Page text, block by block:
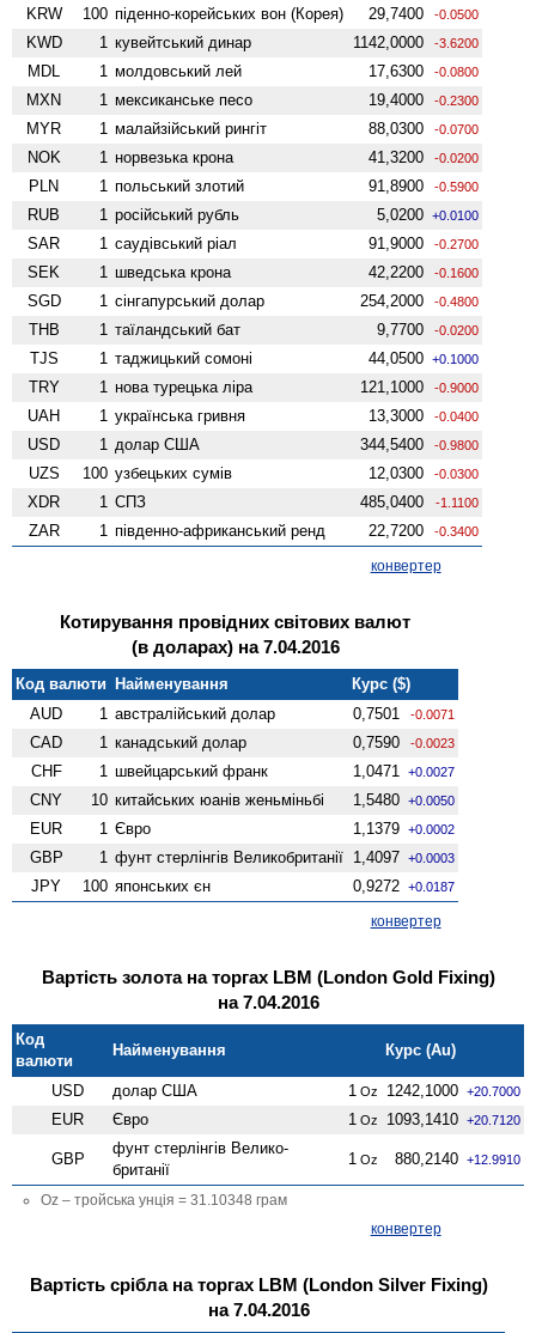
KRW 100 піденно-корейських вон (Корея) 29,7400 -0.0500
KWD 1 кувейтський динар 1142,0000 -3.6200
MDL 1 молдовський лей 17,6300 -0.0800
MXN 1 мексиканське песо 19,4000 -0.2300
MYR 1 малайзійський рингіт 88,0300 -0.0700
NOK 1 норвезька крона 41,3200 -0.0200
PLN 1 польський злотий 91,8900 -0.5900
RUB 1 російський рубль 5,0200 +0.0100
SAR 1 саудівський ріал 91,9000 -0.2700
SEK 1 шведська крона 42,2200 -0.1600
SGD 1 сінгапурський долар 254,2000 -0.4800
THB 1 таїландський бат 9,7700 -0.0200
TJS 1 таджицький сомоні 44,0500 +0.1000
TRY 1 нова турецька ліра 121,1000 -0.9000
UAH 1 українська гривня 13,3000 -0.0400
USD 1 долар США 344,5400 -0.9800
UZS 100 узбецьких сумів 12,0300 -0.0300
XDR 1 СПЗ 485,0400 -1.1100
ZAR 1 південно-африканський ренд 22,7200 -0.3400
конвертер
Котирування провідних світових валют
(в доларах) на 7.04.2016
Код валюти Найменування
Курс ($)
AUD
1 австралійський долар 0,7501 -0.0071
CAD 1 канадський долар 0,7590 -0.0023
CHF 1 швейцарський франк 1,0471 +0.0027
CNY 10 китайських юанів женьмiньбi 1,5480 +0.0050
EUR 1 Євро 1,1379 +0.0002
GBP 1 фунт стерлінгів Велико­британії 1,4097 +0.0003
JPY 100 японських єн 0,9272 +0.0187
конвертер
Вартість золота на торгах LBM (London Gold Fixing)
на 7.04.2016
Код
валюти
Найменування Курс (Au)
USD долар США 1 Oz 1242,1000 +20.7000
EUR Євро 1 Oz 1093,1410 +20.7120
GBP
фунт стерлінгів Велико­
британії
1 Oz 880,2140 +12.9910
Oz – тройська унція = 31.10348 грам
конвертер
Вартість срібла на торгах LBM (London Silver Fixing)
на 7.04.2016